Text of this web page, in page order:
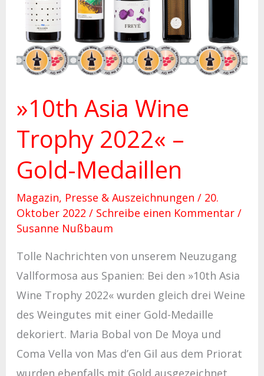
»10th Asia Wine
Trophy 2022« –
Gold-Medaillen
Magazin, Presse & Auszeichnungen / 20.
Oktober 2022 / Schreibe einen Kommentar /
Susanne Nußbaum
Tolle Nachrichten von unserem Neuzugang
Vallformosa aus Spanien: Bei den »10th Asia
Wine Trophy 2022« wurden gleich drei Weine
des Weingutes mit einer Gold-Medaille
dekoriert. Maria Bobal von De Moya und
Coma Vella von Mas d’en Gil aus dem Priorat
wurden ebenfalls mit Gold ausgezeichnet.
Gold-
Medaillen